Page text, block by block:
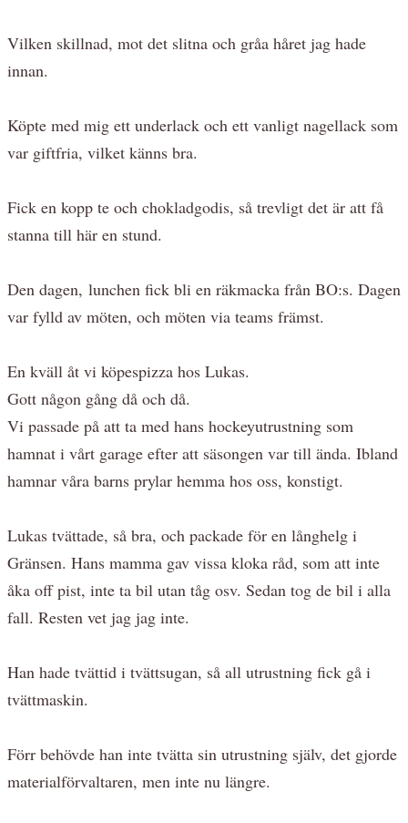
Vilken skillnad, mot det slitna och gråa håret jag hade
innan.
Köpte med mig ett underlack och ett vanligt nagellack som
var giftfria, vilket känns bra.
Fick en kopp te och chokladgodis, så trevligt det är att få
stanna till här en stund.
Den dagen, lunchen fick bli en räkmacka från BO:s. Dagen
var fylld av möten, och möten via teams främst.
En kväll åt vi köpespizza hos Lukas.
Gott någon gång då och då.
Vi passade på att ta med hans hockeyutrustning som
hamnat i vårt garage efter att säsongen var till ända. Ibland
hamnar våra barns prylar hemma hos oss, konstigt.
Lukas tvättade, så bra, och packade för en långhelg i
Gränsen. Hans mamma gav vissa kloka råd, som att inte
åka off pist, inte ta bil utan tåg osv. Sedan tog de bil i alla
fall. Resten vet jag jag inte.
Han hade tvättid i tvättsugan, så all utrustning fick gå i
tvättmaskin.
Förr behövde han inte tvätta sin utrustning själv, det gjorde
materialförvaltaren, men inte nu längre.